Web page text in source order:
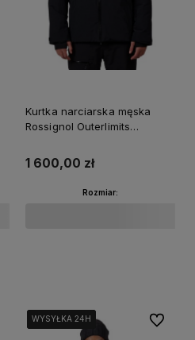
Kurtka narciarska męska
Rossignol Outerlimits
1 600,00 zł
Rozmiar:
WYSYŁKA 24H
WYSYŁKA 24H
WYSYŁKA 24H
WYSYŁKA 24H Do